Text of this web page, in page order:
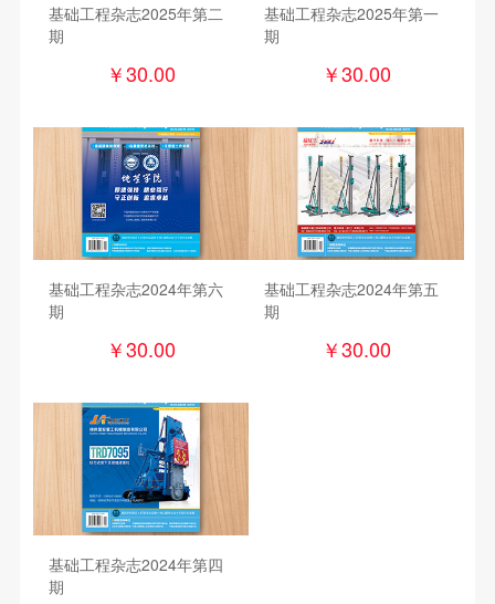
基础工程杂志2025年第二
期
￥30.00
基础工程杂志2025年第一
期
￥30.00
基础工程杂志2024年第六
期
￥30.00
基础工程杂志2024年第五
期
￥30.00
基础工程杂志2024年第四
期